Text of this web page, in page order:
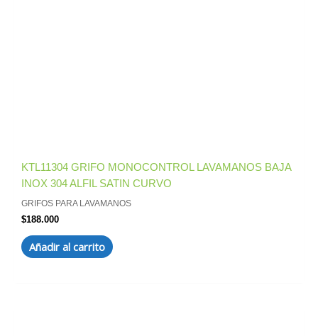
KTL11304 GRIFO MONOCONTROL LAVAMANOS BAJA
INOX 304 ALFIL SATIN CURVO
GRIFOS PARA LAVAMANOS
$188.000
Añadir al carrito